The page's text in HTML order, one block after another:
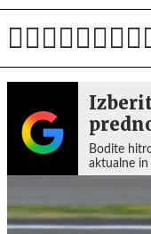
Bodite
aktualne in